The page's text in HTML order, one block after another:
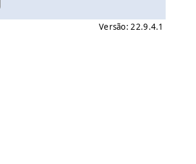
Versão: 22.9.4.1